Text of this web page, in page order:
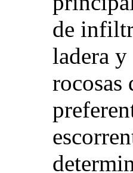
de
ladera y
rocosas